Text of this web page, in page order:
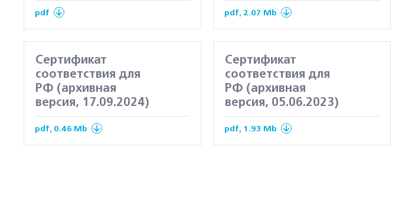
pdf pdf, 2.07 Mb
Сертификат
соответствия для
РФ (архивная
версия, 17.09.2024)
pdf, 0.46 Mb
Сертификат
соответствия для
РФ (архивная
версия, 05.06.2023)
pdf, 1.93 Mb